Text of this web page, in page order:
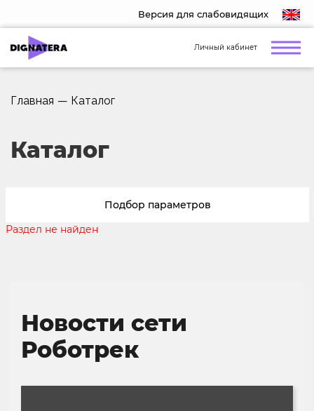
Версия для слабовидящих
Личный кабинет
Главная — Каталог
Каталог
Подбор параметров
Раздел не найден
Новости сети
Роботрек